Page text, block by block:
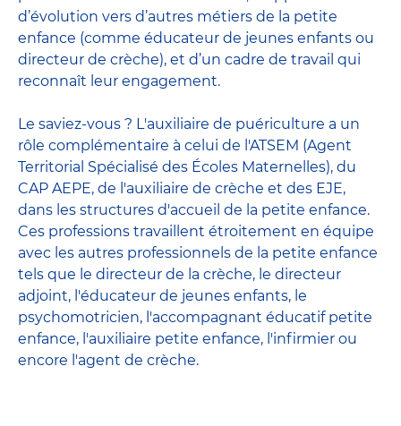
d’évolution vers d’autres métiers de la petite
enfance (comme éducateur de jeunes enfants ou
directeur de crèche), et d’un cadre de travail qui
reconnaît leur engagement.
Le saviez-vous ? L'auxiliaire de puériculture a un
rôle complémentaire à celui de l'ATSEM (Agent
Territorial Spécialisé des Écoles Maternelles), du
CAP AEPE, de l'auxiliaire de crèche et des EJE,
dans les structures d'accueil de la petite enfance.
Ces professions travaillent étroitement en équipe
avec les autres professionnels de la petite enfance
tels que le directeur de la crèche, le directeur
adjoint, l'éducateur de jeunes enfants, le
psychomotricien, l'accompagnant éducatif petite
enfance, l'auxiliaire petite enfance, l'infirmier ou
encore l'agent de crèche.